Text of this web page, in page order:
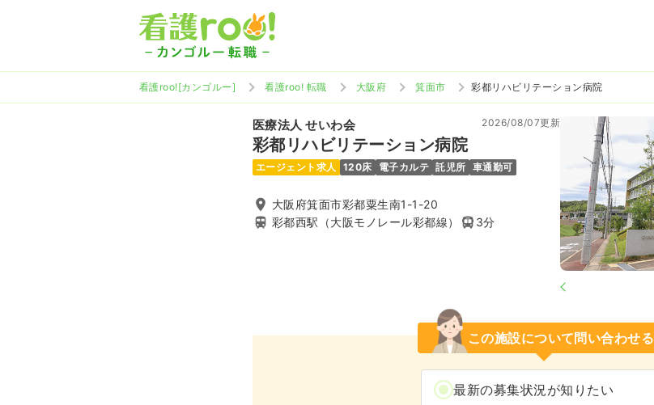
看護roo![カンゴルー] 看護roo! 転職 大阪府 箕面市 彩都リハビリテーション病院
医療法人 せいわ会
彩都リハビリテーション病院
2026/08/07更新
エージェント求人 120床 電子カルテ 託児所 車通勤可
大阪府箕面市彩都粟生南1-1-20
彩都西駅（大阪モノレール彩都線）
3分
この施設について問い合わせる
最新の募集状況が知りたい